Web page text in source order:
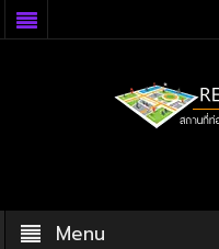
Menu